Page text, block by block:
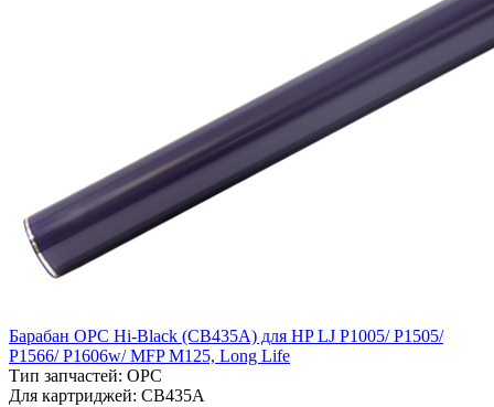
Барабан OPC Hi-Black (CB435A) для HP LJ P1005/ P1505/
P1566/ P1606w/ MFP M125, Long Life
Тип запчастей: OPC
Для картриджей: CB435A